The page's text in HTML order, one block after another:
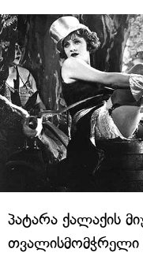
პატარა ქალაქის
თვალისმომჭრელი